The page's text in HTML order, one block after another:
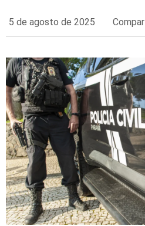
5 de agosto de 2025